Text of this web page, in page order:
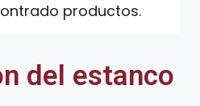
productos.
del estanco